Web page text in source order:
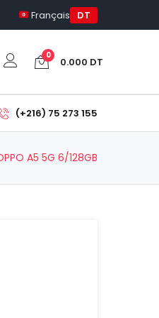
Français DT
0 0.000 DT
0.000DT
(+216) 75 273 155
A5 5G 6/128GB